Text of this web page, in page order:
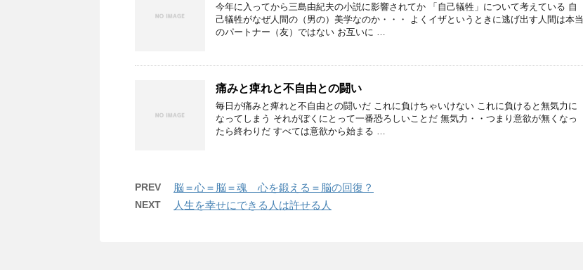
今年に入ってから三島由紀夫の小説に影響されてか 「自己犠牲」について考えている 自
己犠牲がなぜ人間の（男の）美学なのか・・・ よくイザというときに逃げ出す人間は本当
のパートナー（友）ではない お互いに …
痛みと痺れと不自由との闘い
毎日が痛みと痺れと不自由との闘いだ これに負けちゃいけない これに負けると無気力に
なってしまう それがぼくにとって一番恐ろしいことだ 無気力・・つまり意欲が無くなっ
たら終わりだ すべては意欲から始まる …
PREV 脳＝心＝脳＝魂 心を鍛える＝脳の回復？
NEXT 人生を幸せにできる人は許せる人